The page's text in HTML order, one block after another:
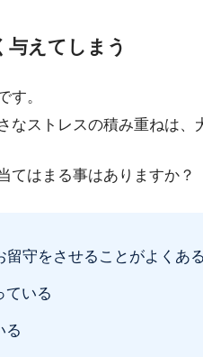
与えてしまう
す。
なストレスの積み重ねは、
てはまる事はありますか？
留守をさせることがよくある
ている
る